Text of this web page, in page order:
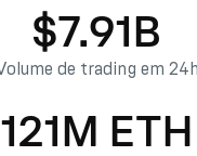
$7.91B
de trading em 24h
121M ETH